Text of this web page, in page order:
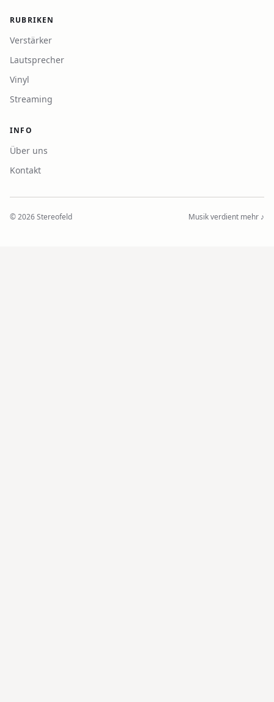
RUBRIKEN
Verstärker
Lautsprecher
Vinyl
Streaming
INFO
Über uns
Kontakt
©2026Stereofeld Musik verdient mehr ♪